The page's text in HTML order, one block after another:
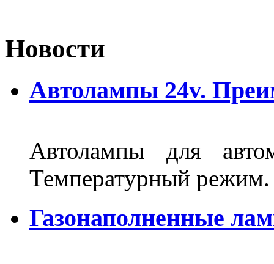
Новости
Автолампы 24v.
Автолампы для
Температурный
Газонаполненные